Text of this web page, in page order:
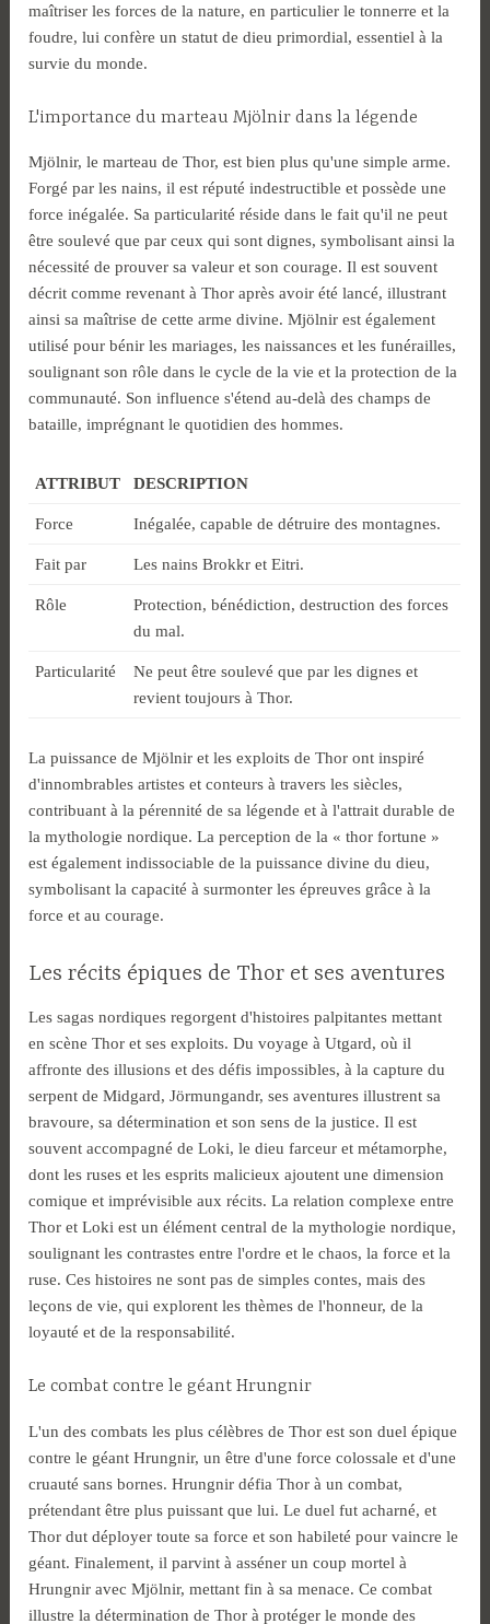
maîtriser les forces de la nature, en particulier le tonnerre et la
foudre, lui confère un statut de dieu primordial, essentiel à la
survie du monde.
L'importance du marteau Mjölnir dans la légende
Mjölnir, le marteau de Thor, est bien plus qu'une simple arme.
Forgé par les nains, il est réputé indestructible et possède une
force inégalée. Sa particularité réside dans le fait qu'il ne peut
être soulevé que par ceux qui sont dignes, symbolisant ainsi la
nécessité de prouver sa valeur et son courage. Il est souvent
décrit comme revenant à Thor après avoir été lancé, illustrant
ainsi sa maîtrise de cette arme divine. Mjölnir est également
utilisé pour bénir les mariages, les naissances et les funérailles,
soulignant son rôle dans le cycle de la vie et la protection de la
communauté. Son influence s'étend au-delà des champs de
bataille, imprégnant le quotidien des hommes.
ATTRIBUT DESCRIPTION
Force Inégalée, capable de détruire des montagnes.
Fait par Les nains Brokkr et Eitri.
Rôle
Protection, bénédiction, destruction des forces
du mal.
Particularité
Ne peut être soulevé que par les dignes et
revient toujours à Thor.
La puissance de Mjölnir et les exploits de Thor ont inspiré
d'innombrables artistes et conteurs à travers les siècles,
contribuant à la pérennité de sa légende et à l'attrait durable de
la mythologie nordique. La perception de la « thor fortune »
est également indissociable de la puissance divine du dieu,
symbolisant la capacité à surmonter les épreuves grâce à la
force et au courage.
Les récits épiques de Thor et ses aventures
Les sagas nordiques regorgent d'histoires palpitantes mettant
en scène Thor et ses exploits. Du voyage à Utgard, où il
affronte des illusions et des défis impossibles, à la capture du
serpent de Midgard, Jörmungandr, ses aventures illustrent sa
bravoure, sa détermination et son sens de la justice. Il est
souvent accompagné de Loki, le dieu farceur et métamorphe,
dont les ruses et les esprits malicieux ajoutent une dimension
comique et imprévisible aux récits. La relation complexe entre
Thor et Loki est un élément central de la mythologie nordique,
soulignant les contrastes entre l'ordre et le chaos, la force et la
ruse. Ces histoires ne sont pas de simples contes, mais des
leçons de vie, qui explorent les thèmes de l'honneur, de la
loyauté et de la responsabilité.
Le combat contre le géant Hrungnir
L'un des combats les plus célèbres de Thor est son duel épique
contre le géant Hrungnir, un être d'une force colossale et d'une
cruauté sans bornes. Hrungnir défia Thor à un combat,
prétendant être plus puissant que lui. Le duel fut acharné, et
Thor dut déployer toute sa force et son habileté pour vaincre le
géant. Finalement, il parvint à asséner un coup mortel à
Hrungnir avec Mjölnir, mettant fin à sa menace. Ce combat
illustre la détermination de Thor à protéger le monde des